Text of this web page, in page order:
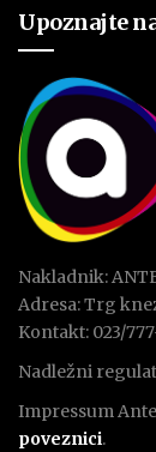
Upoznajte
Nakladnik:
Adresa: Trg
Kontakt: 023/
Nadležni
Impressum
poveznici.